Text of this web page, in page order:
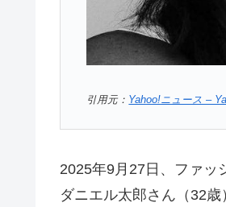
引用元： Yahoo!ニュース –
2025年9月27日、ファッ
ダニエル太郎さん（32